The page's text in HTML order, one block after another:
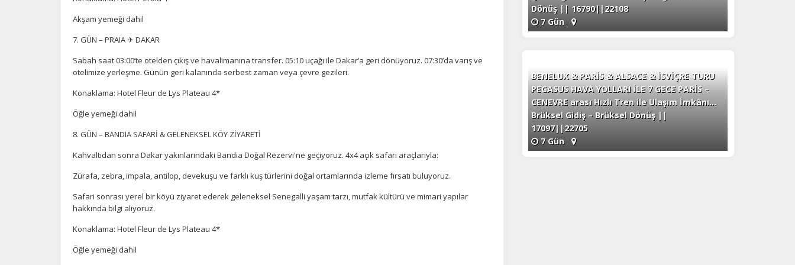
Akşam yemeği dahil
7. GÜN – PRAIA ✈ DAKAR
Sabah saat 03:00’te otelden çıkış ve havalimanına transfer. 05:10 uçağı ile Dakar’a geri dönüyoruz. 07:30’da varış ve
otelimize yerleşme. Günün geri kalanında serbest zaman veya çevre gezileri.
Konaklama: Hotel Fleur de Lys Plateau 4*
Öğle yemeği dahil
8. GÜN – BANDIA SAFARİ & GELENEKSEL KÖY ZİYARETİ
Kahvaltıdan sonra Dakar yakınlarındaki Bandia Doğal Rezervi'ne geçiyoruz. 4x4 açık safari araçlarıyla:
Zürafa, zebra, impala, antilop, devekuşu ve farklı kuş türlerini doğal ortamlarında izleme fırsatı buluyoruz.
Safari sonrası yerel bir köyü ziyaret ederek geleneksel Senegalli yaşam tarzı, mutfak kültürü ve mimari yapılar
hakkında bilgi alıyoruz.
Konaklama: Hotel Fleur de Lys Plateau 4*
Öğle yemeği dahil
Dönüş || 16790||22108
7 Gün
BENELUX & PARİS & ALSACE & İSVİÇRE TURU
PEGASUS HAVA YOLLARI İLE 7 GECE PARİS –
CENEVRE arası Hızlı Tren ile Ulaşım İmkânı…
Brüksel Gidiş – Brüksel Dönüş ||
17097||22705
7 Gün